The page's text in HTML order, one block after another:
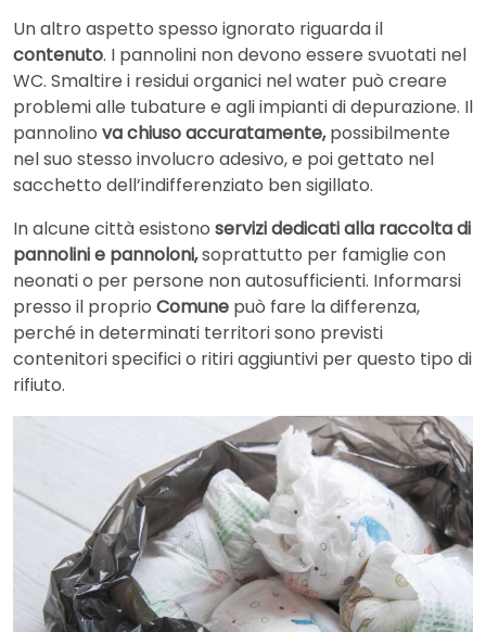
Un altro aspetto spesso ignorato riguarda il
contenuto. I pannolini non devono essere svuotati nel
WC. Smaltire i residui organici nel water può creare
problemi alle tubature e agli impianti di depurazione. Il
pannolino va chiuso accuratamente,possibilmente
nel suo stesso involucro adesivo, e poi gettato nel
sacchetto dell’indifferenziato ben sigillato.
In alcune città esistono servizi dedicati alla raccolta di
pannolini e pannoloni,soprattutto per famiglie con
neonati o per persone non autosufficienti. Informarsi
presso il proprio Comune può fare la differenza,
perché in determinati territori sono previsti
contenitori specifici o ritiri aggiuntivi per questo tipo di
rifiuto.